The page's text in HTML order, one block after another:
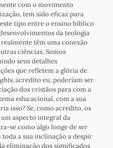
com o movimento
tem sido eficaz para
tipo entre o ensino bíblico
da teologia
têm uma conexão
ciências. Somos
seus detalhes
que refletem a glória de
acredito eu, poderiam ser
dos cristãos para com a
educacional, com a sua
isso? Se, como acredito, os
aspecto integral da
se como algo longe de ser
a sua inclinação a despir
eliminação dos significados